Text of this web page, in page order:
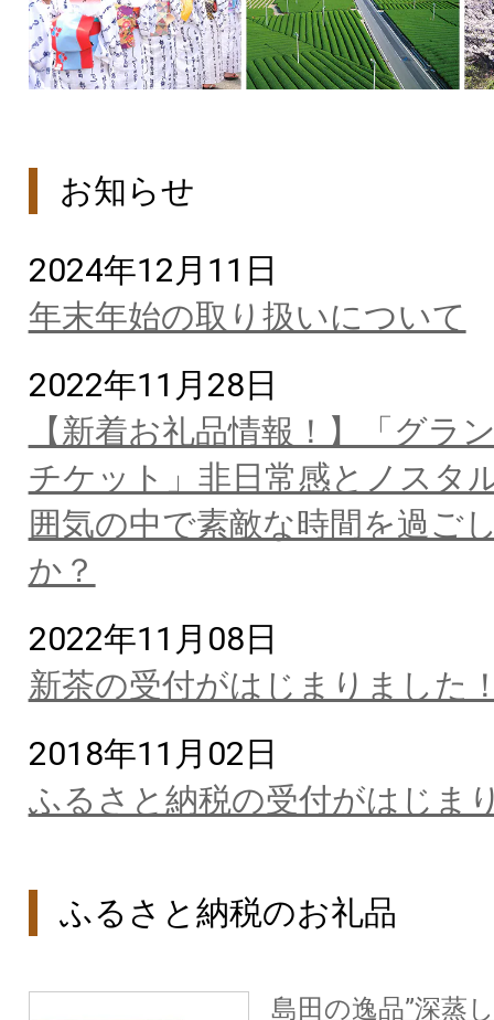
お知らせ
2024年12月11日
年末年始の取り扱いについて
2022年11月28日
【新着お礼品情報！】「グラ
チケット」非日常感とノスタ
囲気の中で素敵な時間を過ご
か？
2022年11月08日
新茶の受付がはじまりました
2018年11月02日
ふるさと納税の受付がはじま
ふるさと納税のお礼品
島田の逸品”深蒸